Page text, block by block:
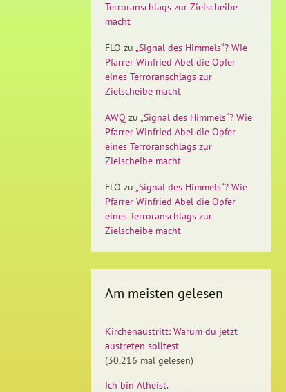
Terroranschlags zur Zielscheibe
macht
FLO zu „Signal des Himmels“? Wie
Pfarrer Winfried Abel die Opfer
eines Terroranschlags zur
Zielscheibe macht
AWQ zu „Signal des Himmels“? Wie
Pfarrer Winfried Abel die Opfer
eines Terroranschlags zur
Zielscheibe macht
FLO zu „Signal des Himmels“? Wie
Pfarrer Winfried Abel die Opfer
eines Terroranschlags zur
Zielscheibe macht
Am meisten gelesen
Kirchenaustritt: Warum du jetzt
austreten solltest
(30,216 mal gelesen)
Ich bin Atheist.